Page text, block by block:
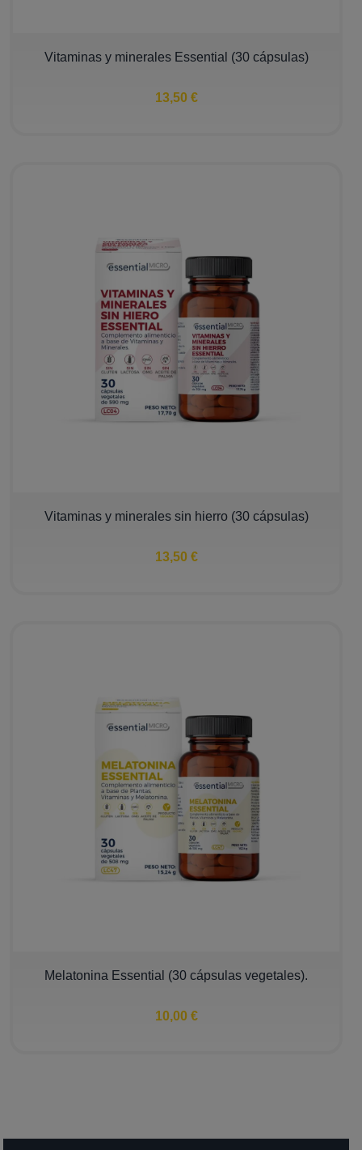
Vitaminas y minerales Essential (30 cápsulas)
13,50 €
Vitaminas y minerales sin hierro (30 cápsulas)
13,50 €
Melatonina Essential (30 cápsulas vegetales).
10,00 €